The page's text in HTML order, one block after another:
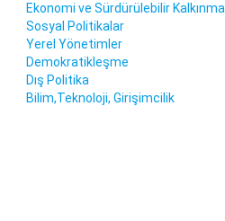
Ekonomi ve Sürdürülebilir Kalkınma
Sosyal Politikalar
Yerel Yönetimler
Demokratikleşme
Dış Politika
Bilim,Teknoloji, Girişimcilik